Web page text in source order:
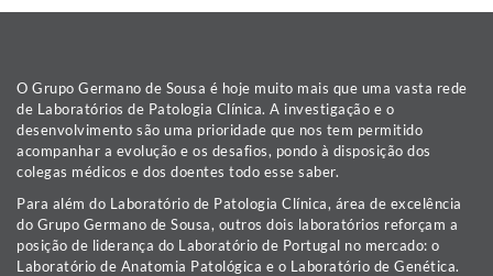
O Grupo Germano de Sousa é hoje muito mais que uma vasta rede
de Laboratórios de Patologia Clínica. A investigação e o
desenvolvimento são uma prioridade que nos tem permitido
acompanhar a evolução e os desafios, pondo à disposição dos
colegas médicos e dos doentes todo esse saber.
Para além do Laboratório de Patologia Clínica, área de excelência
do Grupo Germano de Sousa, outros dois laboratórios reforçam a
posição de liderança do Laboratório de Portugal no mercado: o
Laboratório de Anatomia Patológica e o Laboratório de Genética.